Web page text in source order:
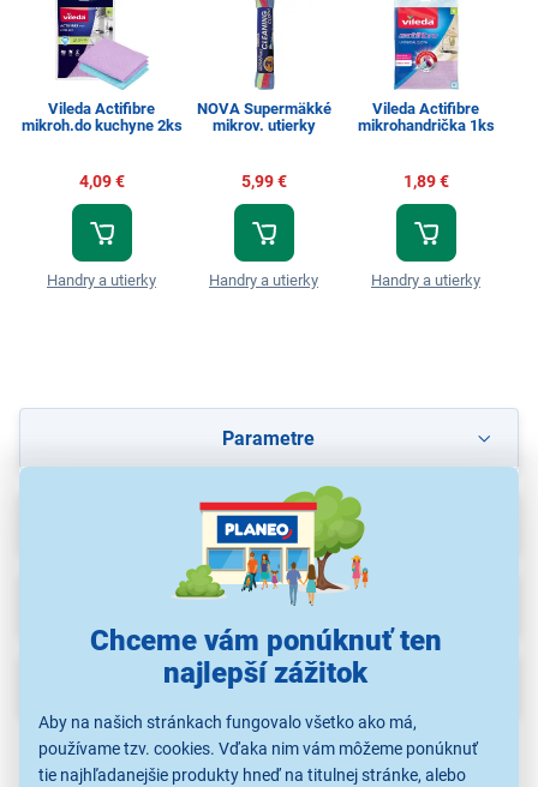
Chceme vám ponúknuť ten
najlepší zážitok
Aby na našich stránkach fungovalo všetko ako má,
používame tzv. cookies. Vďaka nim vám môžeme ponúknuť
tie najhľadanejšie produkty hneď na titulnej stránke, alebo
Vileda Actifibre
mikroh.do kuchyne 2ks
4,09 €
Handry a utierky
NOVA Supermäkké
mikrov. utierky
5,99 €
Handry a utierky
Vileda Actifibre
mikrohandrička 1ks
1,89 €
Handry a utierky
Popis
Parametre
Recenzie(1)
Na stiahnutie